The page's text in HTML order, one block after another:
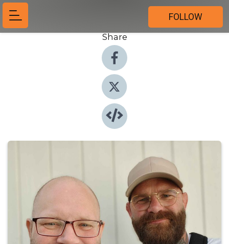
FOLLOW
Share